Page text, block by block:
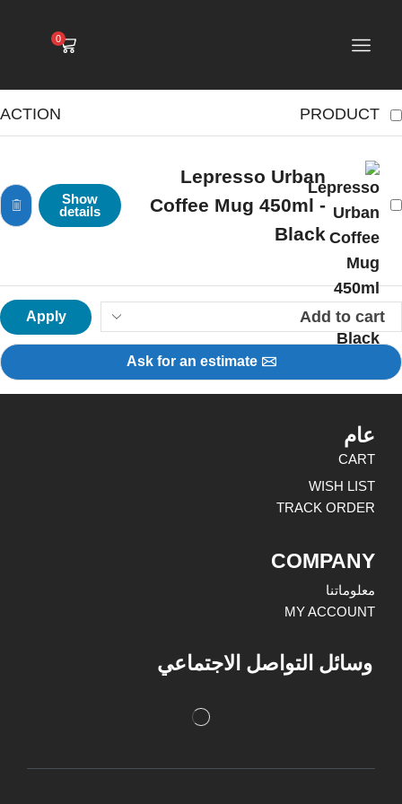
0
PRODUCT
ACTION
Lepresso Urban
Coffee Mug 450ml -
Black
Show
details
Apply
Ask for an estimate
عام
CART
WISH LIST
TRACK ORDER
COMPANY
معلوماتنا
MY ACCOUNT
وسائل التواصل الاجتماعي